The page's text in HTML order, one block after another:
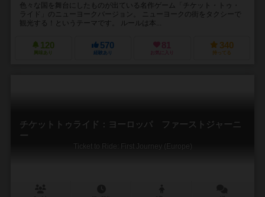
色々な国を舞台にしたものが出ている名作ゲーム「チケット・トゥ・
ライド」のニューヨークバージョン。 ニューヨークの街をタクシーで
観光する！というテーマです。 ルールは本...
120
興味あり
570
経験あり
81
お気に入り
340
持ってる
チケットトゥライド：ヨーロッパ ファーストジャーニ
ー
Ticket to Ride: First Journey (Europe)